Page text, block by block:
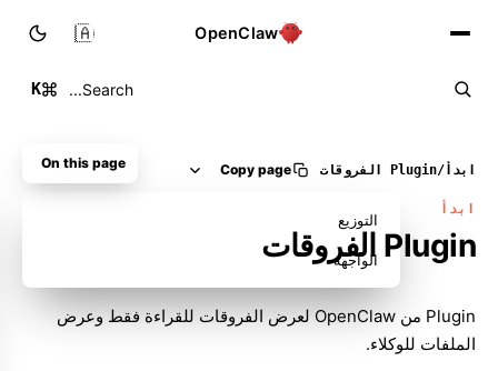
OpenClaw
Search...
K
🇸🇦
ابدأ /Plugin الفروقات Copy page
ابدأ
Plugin الفروقات
Plugin من OpenClaw لعرض الفروقات للقراءة فقط وعرض
الملفات للوكلاء.
On this page
التوزيع
الواجهة